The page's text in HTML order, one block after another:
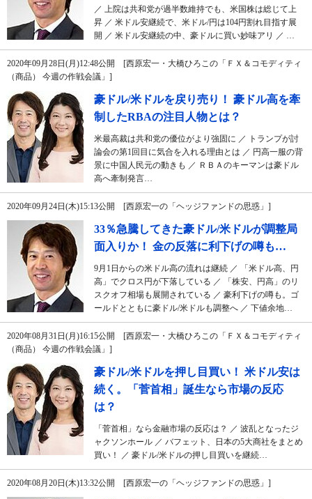
／ 上院は共和党が過半数維持でも、米国株は総じて上
昇 ／ 米ドル安継続で、米ドル/円は104円割れ目指す展
開 ／ 米ドル安継続の中、豪ドルに買い妙味アリ ／ …
2020年09月28日(月)12:48公開 [西原宏一・大橋ひろこの「ＦＸ＆コモディティ
（商品） 今週の作戦会議」]
豪ドル/米ドルを戻り売り！ 豪ドル高を牽
制したRBAの注目人物とは？
米最高裁は共和党の優位がより強固に ／ トランプが討
論会の第1回目に気合を入れる理由とは ／ 円高一服の背
景に中国人民元の動きも ／ ＲＢＡのキーマンは豪ドル
高へ牽制発言…
2020年09月24日(木)15:13公開 [西原宏一の「ヘッジファンドの思惑」]
33％急騰してきた豪ドル/米ドルが調整局
面入りか！ 金の反落に利下げの噂も…
9月1日からの米ドル高の流れは継続 ／ 「米ドル高、円
高」でクロス円が下落している ／ 「株安、円高」のリ
スクオフ相場も展開されている ／ 豪利下げの噂も。ゴ
ールドとともに豪ドル/米ドルも調整へ ／ 下値余地…
2020年08月31日(月)16:15公開 [西原宏一・大橋ひろこの「ＦＸ＆コモディティ
（商品） 今週の作戦会議」]
豪ドル/米ドルを押し目買い！ 米ドル安は
続く。「菅首相」誕生なら市場の反応
は？
「菅首相」なら金融市場の反応は？ ／ 波乱となったジ
ャクソンホール ／ バフェット、日本の5大商社をまとめ
買い！ ／ 豪ドル/米ドルの押し目買いを継続…
2020年08月20日(木)13:32公開 [西原宏一の「ヘッジファンドの思惑」]